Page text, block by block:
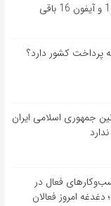
کوالکام احتمالا تامین‌کننده مودم 5G سری آیفون 15 و آیفون 16 باقی
پرداخت کشور دارد؟
جمهوری اسلامی ایران
فعال در
دغدغه امروز فعالان